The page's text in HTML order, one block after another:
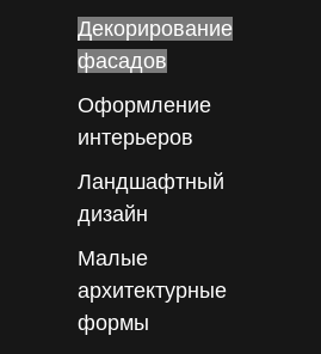
Декорирование
фасадов
Оформление
интерьеров
Ландшафтный
дизайн
Малые
архитектурные
формы